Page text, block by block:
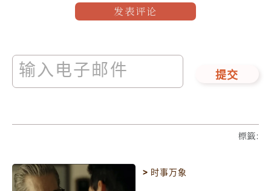
发表评论
提交
標籤:
> 时事万象